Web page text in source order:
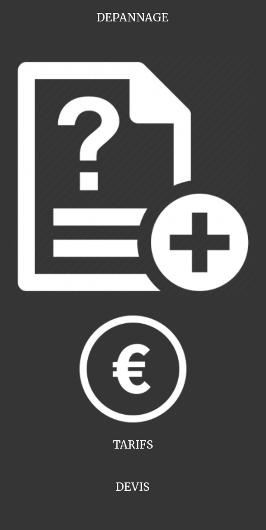
DEPANNAGE
TARIFS
DEVIS